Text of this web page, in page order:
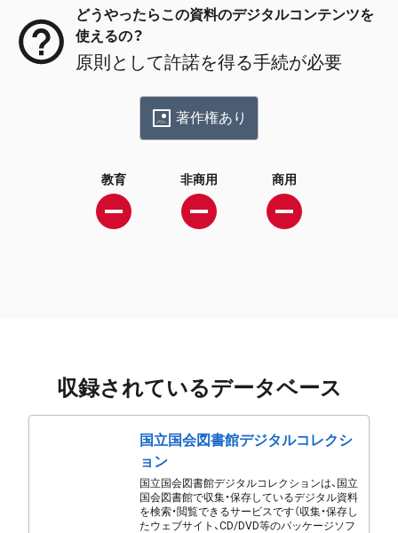
どうやったらこの資料のデジタルコンテンツを
使えるの？
原則として許諾を得る手続が必要
著作権あり
教育 非商用 商用
収録されているデータベース
国立国会図書館デジタルコレクシ
ョン
国立国会図書館デジタルコレクションは、国立
国会図書館で収集・保存しているデジタル資料
を検索・閲覧できるサービスです（収集・保存し
たウェブサイト、CD/DVD等のパッケージソフ